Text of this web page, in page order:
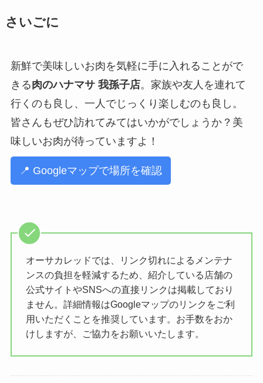
さいごに
新鮮で美味しいお肉を気軽に手に入れることがで
きる肉のハナマサ 我孫子店。家族や友人を連れて
行くのも良し、一人でじっくり楽しむのも良し。
皆さんもぜひ訪れてみてはいかがでしょうか？美
味しいお肉が待っていますよ！
📍 Googleマップで場所を確認
オーサカレッドでは、リンク切れによるメンテナ
ンスの負担を軽減するため、紹介している店舗の
公式サイトやSNSへの直接リンクは掲載しており
ません。詳細情報はGoogleマップのリンクをご利
用いただくことを推奨しています。お手数をおか
けしますが、ご協力をお願いいたします。